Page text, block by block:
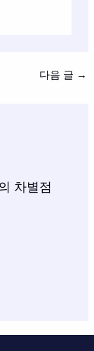
다음 글 →
차별점